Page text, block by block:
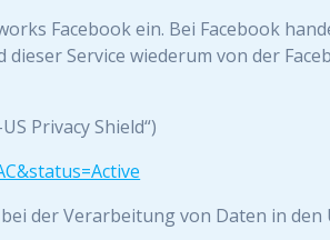
Facebook ein. Bei Facebook
dieser Service wiederum von der
Privacy Shield“)
der Verarbeitung von Daten in den